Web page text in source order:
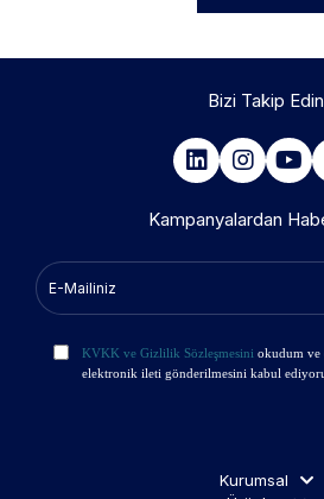
Bizi Takip Edin
Kampanyalardan
KVKK ve Gizlilik Sözleşmesini okudum ve
elektronik ileti gönderilmesini kabul
Kurumsal